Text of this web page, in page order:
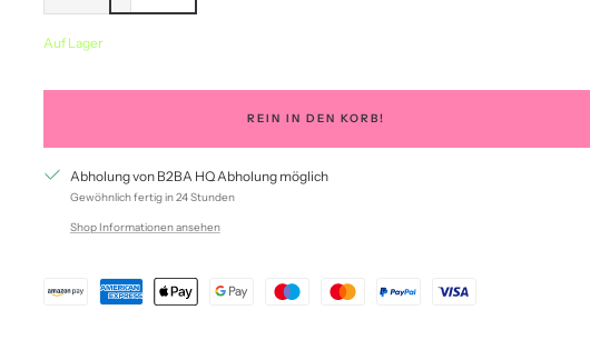
Auf Lager
REIN IN DEN KORB!
Abholung von B2BA HQ Abholung möglich
Gewöhnlich fertig in 24 Stunden
Shop Informationen ansehen